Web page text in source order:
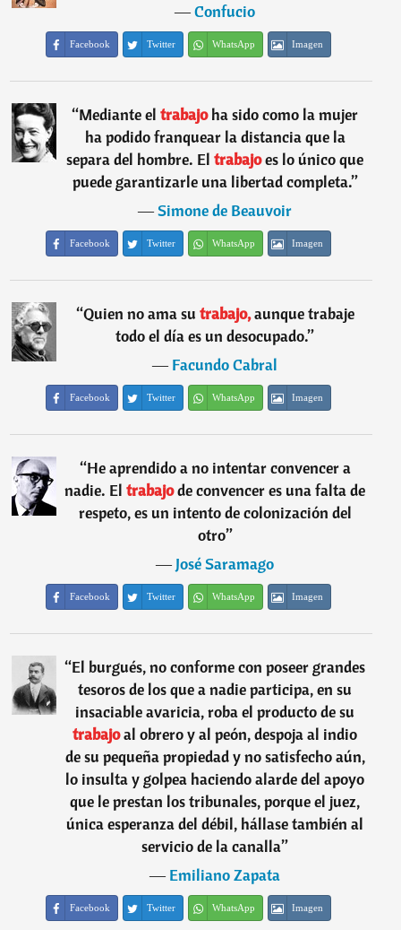
―Confucio
Facebook Twitter WhatsApp Imagen
“Mediante el trabajoha sido como la mujer
ha podido franquear la distancia que la
separa del hombre. El trabajoes lo único que
puede garantizarle una libertad completa.”
―Simone de Beauvoir
Facebook Twitter WhatsApp Imagen
“Quien no ama su trabajo,aunque trabaje
todo el día es un desocupado.”
―Facundo Cabral
Facebook Twitter WhatsApp Imagen
“He aprendido a no intentar convencer a
nadie. El trabajode convencer es una falta de
respeto, es un intento de colonización del
otro”
―José Saramago
Facebook Twitter WhatsApp Imagen
“El burgués, no conforme con poseer grandes
tesoros de los que a nadie participa, en su
insaciable avaricia, roba el producto de su
trabajoal obrero y al peón, despoja al indio
de su pequeña propiedad y no satisfecho aún,
lo insulta y golpea haciendo alarde del apoyo
que le prestan los tribunales, porque el juez,
única esperanza del débil, hállase también al
servicio de la canalla”
―Emiliano Zapata
Facebook Twitter WhatsApp Imagen